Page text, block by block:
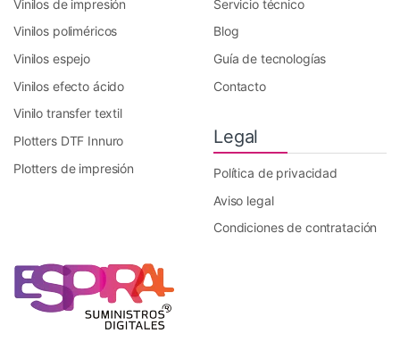
Vinilos de impresión
Vinilos poliméricos
Vinilos espejo
Vinilos efecto ácido
Vinilo transfer textil
Plotters DTF Innuro
Plotters de impresión
Servicio técnico
Blog
Guía de tecnologías
Contacto
Legal
Política de privacidad
Aviso legal
Condiciones de contratación